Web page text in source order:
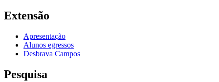
Extensão
Apresentação
Alunos egressos
Desbrava Campos
Pesquisa